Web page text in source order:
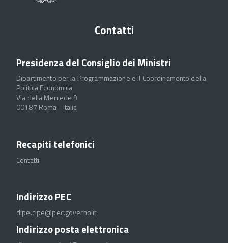
Contatti
Presidenza del Consiglio dei Ministri
Dipartimento per la Programmazione e il Coordinamento della
Politica Economica
Via della Mercede 9
00187 Roma - Italia
Recapiti telefonici
Contatti
Indirizzo PEC
dipe.cipe@pec.governo.it
Indirizzo posta elettronica